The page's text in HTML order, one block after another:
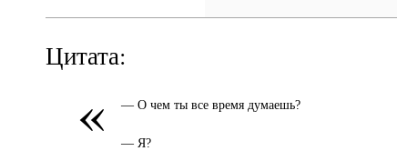
Цитата:
« — О чем ты все время думаешь?
— Я?